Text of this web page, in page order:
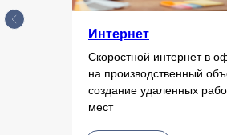
Интернет
Скоростной интернет в
на производственный
создание удаленных
мест